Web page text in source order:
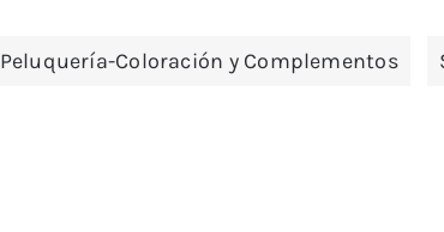
Peluquería-Coloración y Complementos